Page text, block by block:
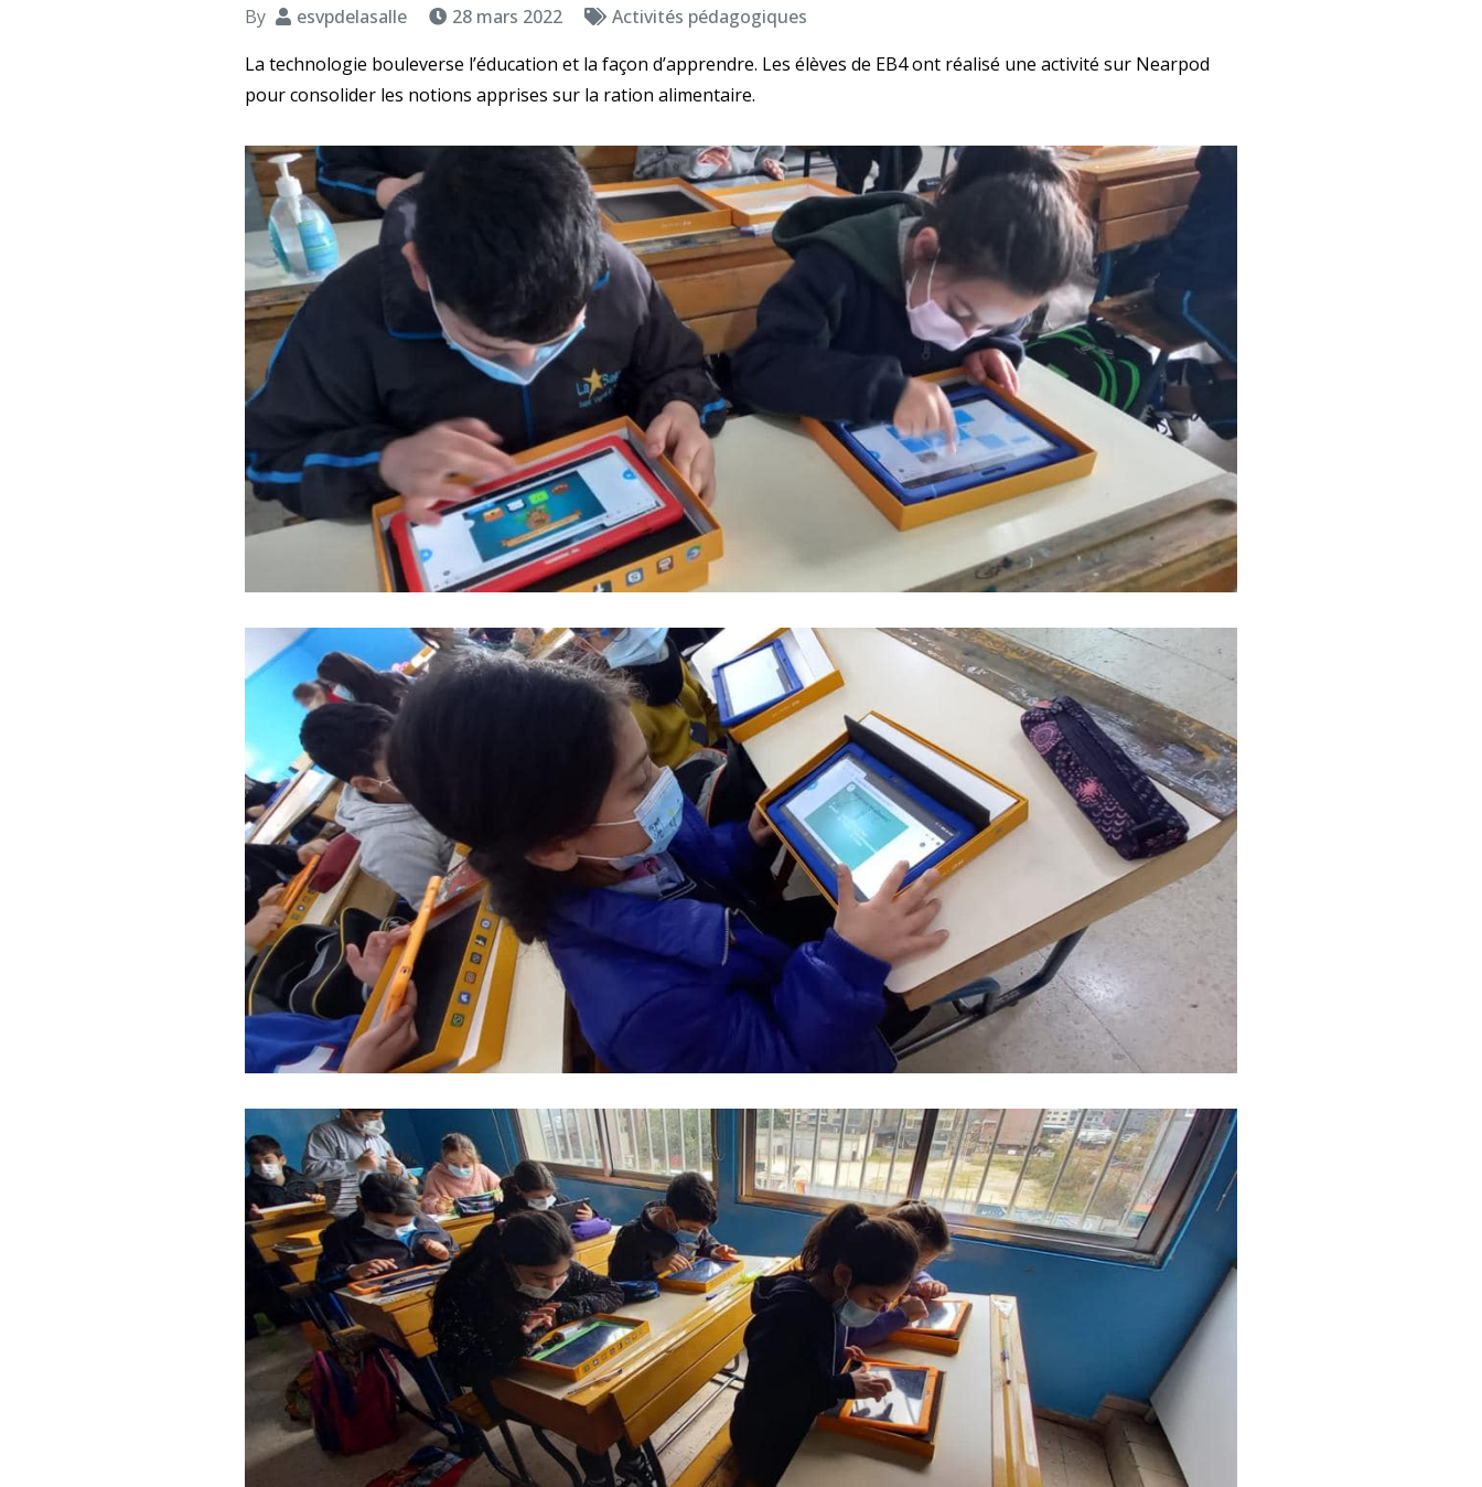
By esvpdelasalle 28 mars 2022
Activités pédagogiques
La technologie bouleverse l’éducation et la façon d’apprendre. Les élèves de EB4 ont réalisé une activité sur Nearpod
pourconsolider les notions apprises sur la ration alimentaire.